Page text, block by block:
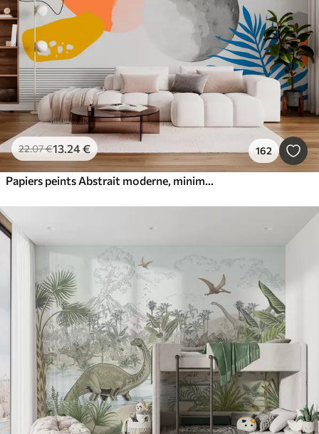
22.07€13.24€ 162
Papiers peints Abstrait moderne, minimalisme, boho, géométrie, taches d'aquarelle, pleine lune, silhouette de feuille de palmier, topographie, complexité, orange, jaune, gris